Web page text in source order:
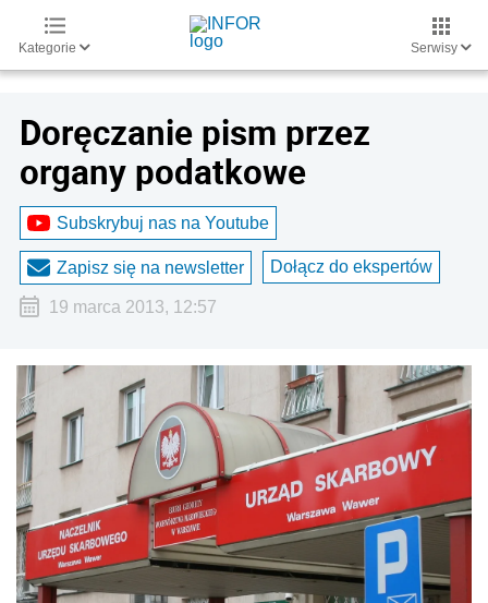
Kategorie Serwisy
Doręczanie pism przez
organy podatkowe
Subskrybuj nas na Youtube
Zapisz się na newsletter Dołącz do ekspertów
19 marca 2013, 12:57